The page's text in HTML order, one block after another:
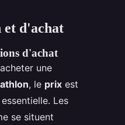
et d'achat
d'achat
une
, le prix est
Les
se situent